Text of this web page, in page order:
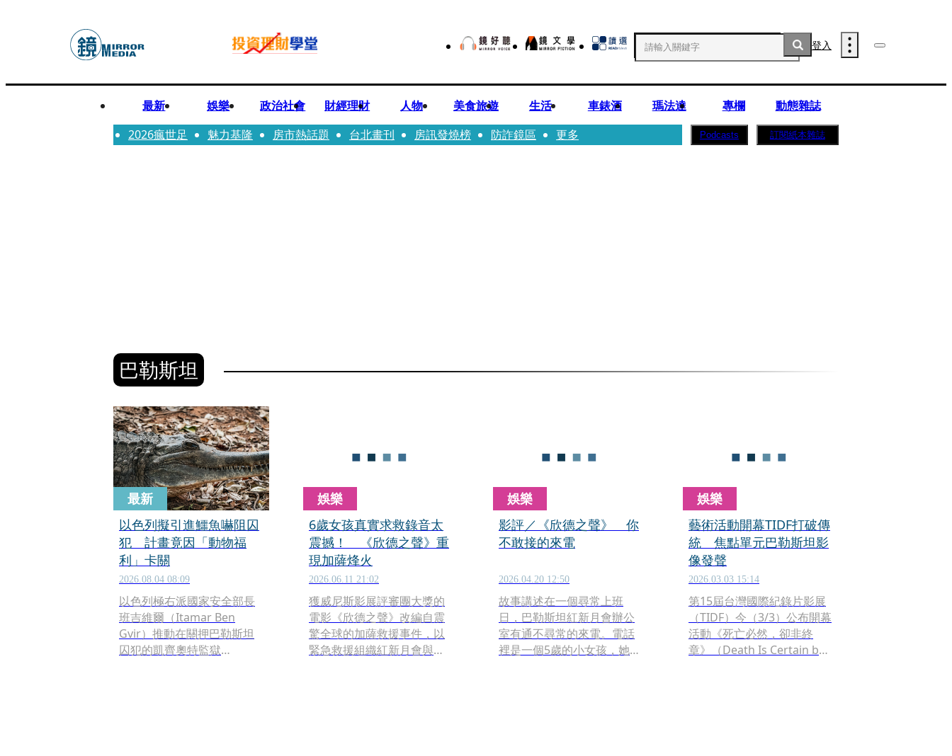
登入
最新 娛樂 政治社會 財經理財 人物 美食旅遊 生活 車錶酒 瑪法達 專欄
動態雜誌
2026瘋世足
魅力基隆 房市熱話題 台北畫刊 房訊發燒榜 防詐鏡區 更多 Podcasts 訂閱紙本雜誌
巴勒斯坦
最新
以色列擬引進鱷魚嚇阻囚
犯 計畫竟因「動物福
利」卡關
2026.08.04 08:09
以色列極右派國家安全部長
班吉維爾（Itamar Ben
Gvir）推動在關押巴勒斯坦
囚犯的凱齊奧特監獄
娛樂
6歲女孩真實求救錄音太
震撼！ 《欣德之聲》重
現加薩烽火
2026.06.11 21:02
獲威尼斯影展評審團大獎的
電影《欣德之聲》改編自震
驚全球的加薩救援事件，以
緊急救援組織紅新月會與受
娛樂
影評／《欣德之聲》 你
不敢接的來電
2026.04.20 12:50
故事講述在一個尋常上班
日，巴勒斯坦紅新月會辦公
室有通不尋常的來電。電話
裡是一個5歲的小女孩，她天
娛樂
藝術活動開幕TIDF打破傳
統 焦點單元巴勒斯坦影
像發聲
2026.03.03 15:14
第15屆台灣國際紀錄片影展
（TIDF）今（3/3）公布開幕
活動《死亡必然，卻非終
章》（Death Is Certain but